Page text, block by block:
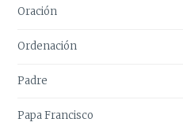
Oración
Ordenación
Padre
Papa Francisco